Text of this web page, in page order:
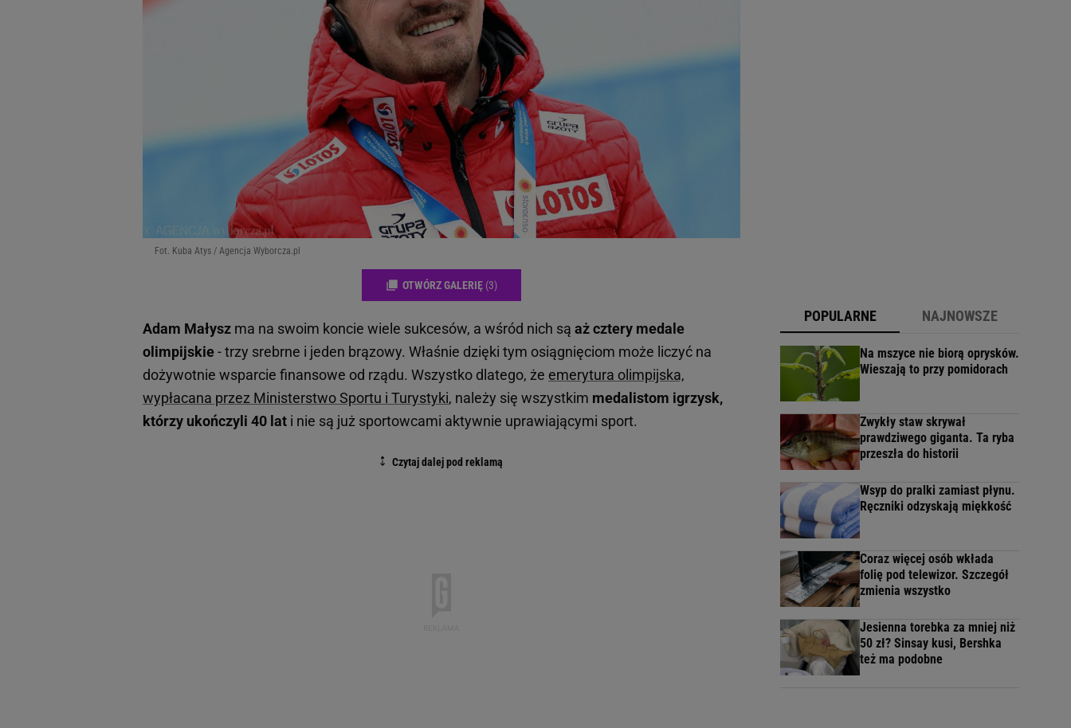
Fot. Kuba Atys / Agencja Wyborcza.pl
OTWÓRZ GALERIĘ (3)
Adam Małysz ma na swoim koncie wiele sukcesów, a wśród nich są aż cztery medale
olimpijskie- trzy srebrne i jeden brązowy. Właśnie dzięki tym osiągnięciom może liczyć na
dożywotnie wsparcie finansowe od rządu. Wszystko dlatego, że emerytura olimpijska,
wypłacana przez Ministerstwo Sportu i Turystyki, należy się wszystkim medalistom igrzysk,
którzy ukończyli 40 lat i nie są już sportowcami aktywnie uprawiającymi sport.
POPULARNE NAJNOWSZE
Na mszyce nie biorą oprysków.
Wieszają to przy pomidorach
Zwykły staw skrywał
prawdziwego giganta. Ta ryba
przeszła do historii
Wsyp do pralki zamiast płynu.
Ręczniki odzyskają miękkość
Coraz więcej osób wkłada
folię pod telewizor. Szczegół
zmienia wszystko
Jesienna torebka za mniej niż
50 zł? Sinsay kusi, Bershka
też ma podobne